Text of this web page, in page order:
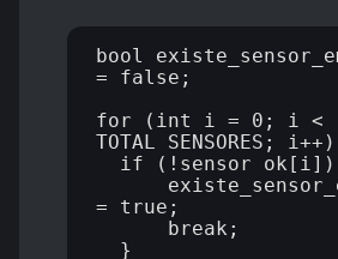
bool
= false;
for (int i = 0; i <
TOTAL_SENSORES;
= true;